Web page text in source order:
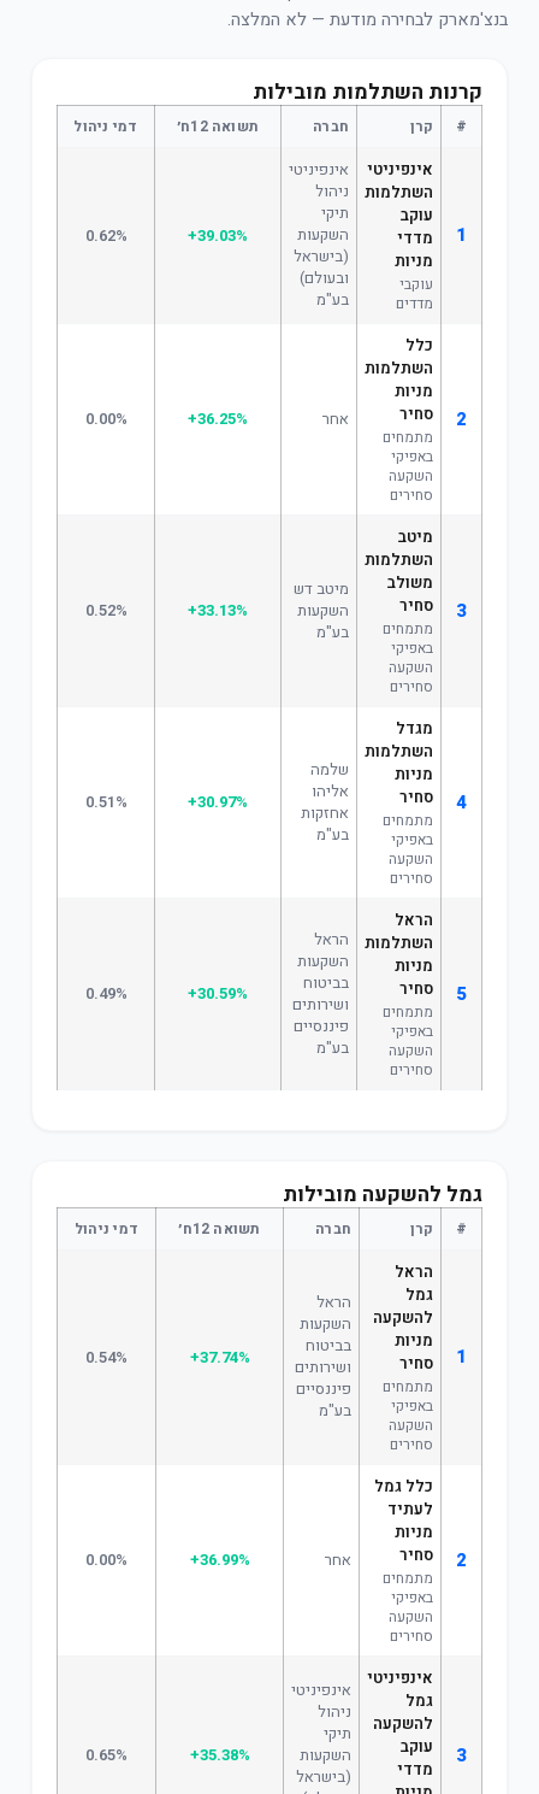
בנצ'מארק לבחירה מודעת — לא המלצה.
קרנות השתלמות מובילות
# קרן חברה תשואה 12ח׳ דמי ניהול
1
אינפיניטי
השתלמות
עוקב
מדדי
מניות
עוקבי
מדדים
אינפיניטי
ניהול
תיקי
השקעות
(בישראל
ובעולם)
בע"מ
+39.03%
0.62%
2
כלל
השתלמות
מניות
סחיר
מתמחים
באפיקי
השקעה
סחירים
אחר +36.25%
0.00%
3
מיטב
השתלמות
משולב
סחיר
מתמחים
באפיקי
השקעה
סחירים
מיטב דש
השקעות
בע"מ
+33.13%
0.52%
4
מגדל
השתלמות
מניות
סחיר
מתמחים
באפיקי
השקעה
סחירים
שלמה
אליהו
אחזקות
בע"מ
+30.97%
0.51%
5
הראל
השתלמות
מניות
סחיר
מתמחים
באפיקי
השקעה
סחירים
הראל
השקעות
בביטוח
ושירותים
פיננסיים
בע"מ
+30.59%
0.49%
גמל להשקעה מובילות
# קרן חברה תשואה 12ח׳ דמי ניהול
1
הראל
גמל
להשקעה
מניות
סחיר
מתמחים
באפיקי
השקעה
סחירים
הראל
השקעות
בביטוח
ושירותים
פיננסיים
בע"מ
+37.74%
0.54%
2
כלל גמל
לעתיד
מניות
סחיר
מתמחים
באפיקי
השקעה
סחירים
אחר +36.99%
0.00%
3
אינפיניטי
גמל
להשקעה
עוקב
מדדי
אינפיניטי
ניהול
תיקי
השקעות
(בישראל
+35.38%
0.65%